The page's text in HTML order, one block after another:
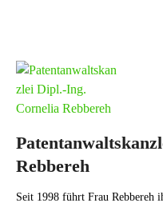
Rebbereh
Seit 1998 führt Frau Rebbereh